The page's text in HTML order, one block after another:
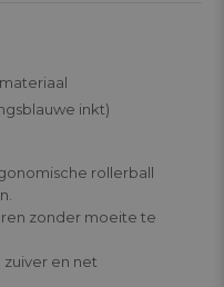
inkt)
rollerball
zonder moeite te
en net